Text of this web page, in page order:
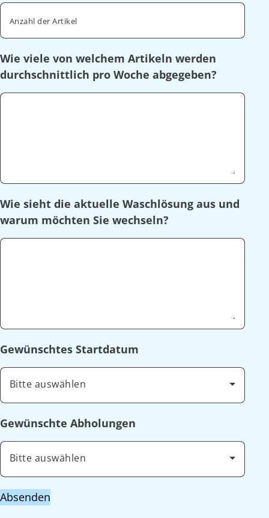
Anzahl der Artikel
Wie viele von welchem Artikeln werden
durchschnittlich pro Woche abgegeben?
Wie sieht die aktuelle Waschlösung aus und
warum möchten Sie wechseln?
Gewünschtes Startdatum
Bitte auswählen
Gewünschte Abholungen
Bitte auswählen
Absenden